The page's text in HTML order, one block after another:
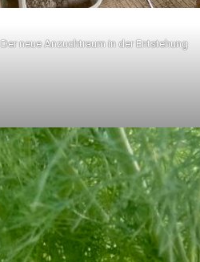
Der neue Anzuchtraum in der Entstehung